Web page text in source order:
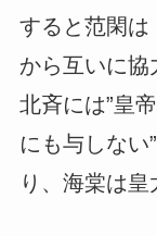
すると范閑は
から互いに協
北斉には”皇
にも与しない
り、海棠は皇